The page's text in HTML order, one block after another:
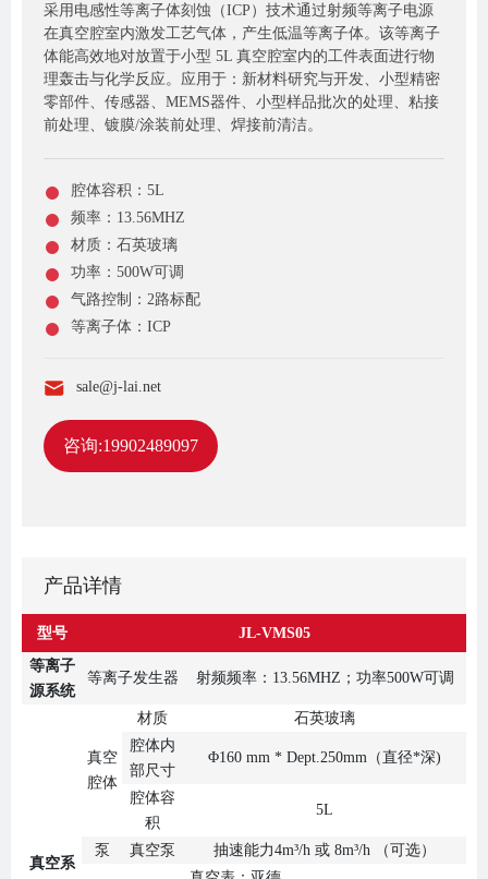
采用电感性等离子体刻蚀（ICP）技术通过射频等离子电源
在真空腔室内激发工艺气体，产生低温等离子体。该等离子
体能高效地对放置于小型 5L 真空腔室内的工件表面进行物
理轰击与化学反应。应用于：新材料研究与开发、小型精密
零部件、传感器、MEMS器件、小型样品批次的处理、粘接
前处理、镀膜/涂装前处理、焊接前清洁。
腔体容积：5L
频率：13.56MHZ
材质：石英玻璃
功率：500W可调
气路控制：2路标配
等离子体：ICP
sale@j-lai.net
咨询:19902489097
产品详情
型号 JL-VMS05
等离子
源系统
等离子发生器 射频频率：13.56MHZ；功率500W可调
真空系
真空
腔体
材质
石英玻璃
腔体内
部尺寸
Φ160 mm * Dept.250mm（直径*深)
腔体容
积
5L
泵 真空泵
抽速能力4m³/h 或 8m³/h （可选）